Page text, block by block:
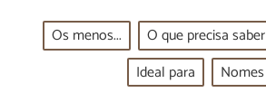
Os menos... O que precisa saber
Ideal para
Nomes